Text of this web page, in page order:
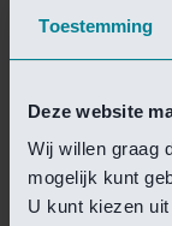
Toestemming
Deze website
Wij willen graag
mogelijk kunt
U kunt kiezen
Helaas